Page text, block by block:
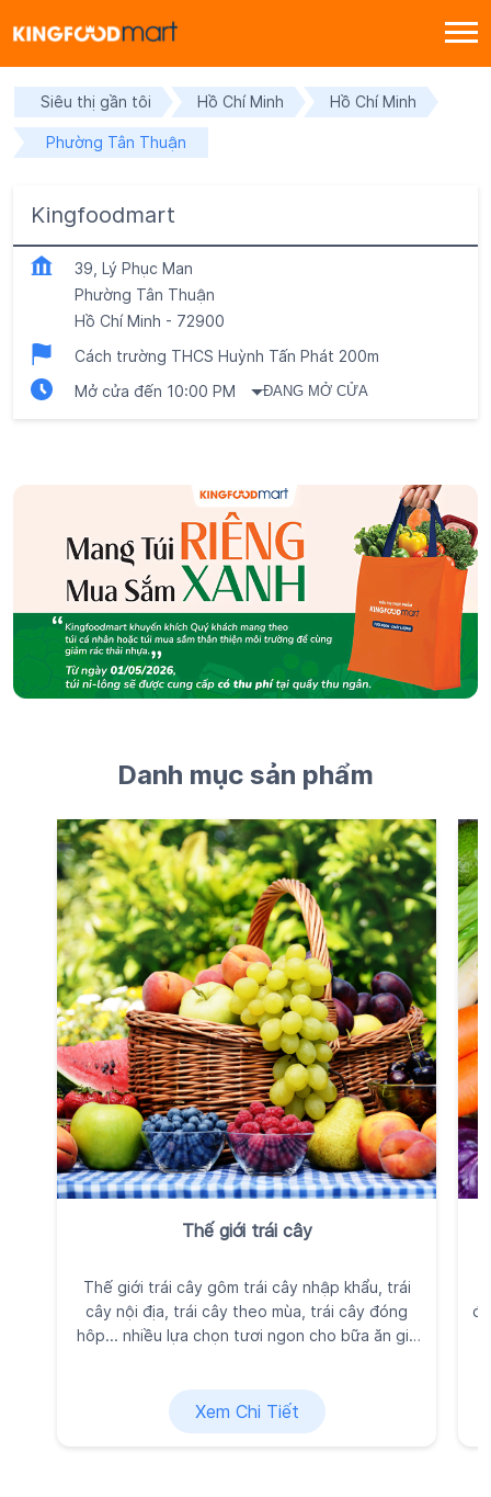
Siêu thị gần tôi Hồ Chí Minh Hồ Chí Minh
Phường Tân Thuận
Kingfoodmart
39, Lý Phục Man
Phường Tân Thuận
Hồ Chí Minh - 72900
Cách trường THCS Huỳnh Tấn Phát 200m
Mở cửa đến 10:00 PM
ĐANG MỞ CỬA
Danh mục sản phẩm
Thế giới trái cây
Thế giới trái cây gôm trái cây nhập khẩu, trái
cây nội địa, trái cây theo mùa, trái cây đóng
hôp... nhiều lựa chọn tươi ngon cho bữa ăn gia
Xem Chi Tiết